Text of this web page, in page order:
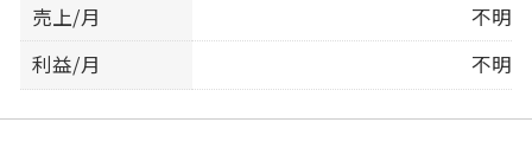
売上/月
不明
利益/月
不明